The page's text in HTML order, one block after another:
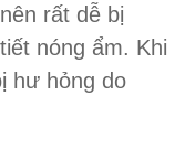
rất dễ bị
nóng ẩm. Khi
hư hỏng do